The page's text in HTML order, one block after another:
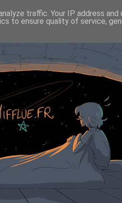
traffic. Your IP address and
to ensure quality of service,